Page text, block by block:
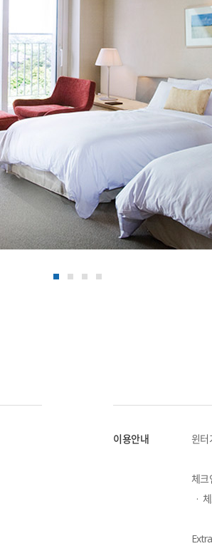
이용안내 윈터
체크
·